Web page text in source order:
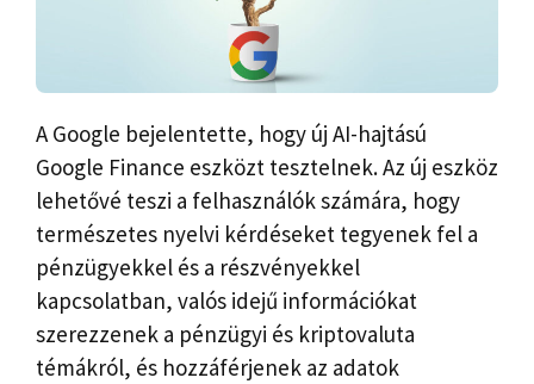
A Google bejelentette, hogy új AI-hajtású
Google Finance eszközt tesztelnek. Az új eszköz
lehetővé teszi a felhasználók számára, hogy
természetes nyelvi kérdéseket tegyenek fel a
pénzügyekkel és a részvényekkel
kapcsolatban, valós idejű információkat
szerezzenek a pénzügyi és kriptovaluta
témákról, és hozzáférjenek az adatok